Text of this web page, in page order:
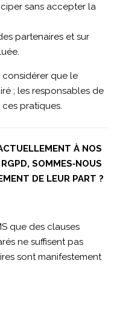
sans accepter la
partenaires et sur
que le
; les responsables de
pratiques.
À NOS
SOMMES‑NOUS
DE LEUR PART ?
que des clauses
ne suffisent pas
sont manifestement